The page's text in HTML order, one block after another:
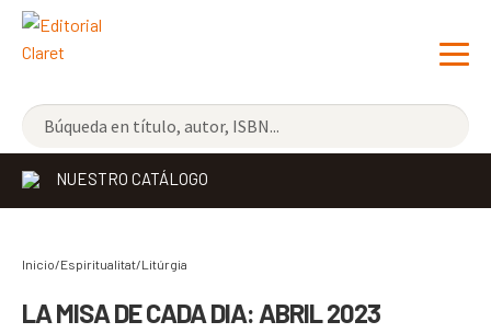
NOVEDADES
LOS MÁS VENDIDOS
LIBRERÍA CLARET
NUESTRO CATÁLOGO
Inicio/Espiritualitat/Litúrgia
LA MISA DE CADA DIA: ABRIL 2023